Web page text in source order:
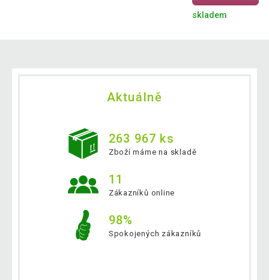
skladem
Aktuálně
263 967 ks
Zboží máme na skladě
11
Zákazníků online
98%
Spokojených zákazníků